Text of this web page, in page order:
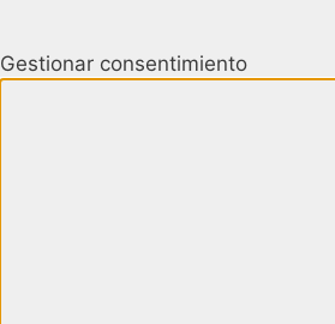
Gestionar consentimiento